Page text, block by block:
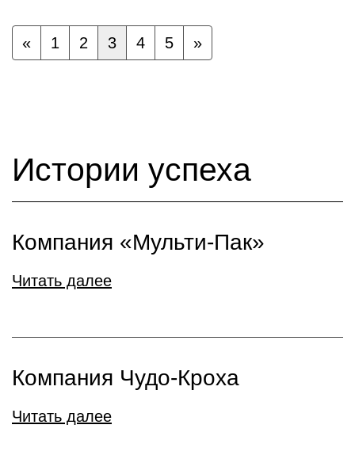
« 1 2 3 4 5 »
Истории успеха
Компания «Мульти-Пак»
Читать далее
Компания Чудо-Кроха
Читать далее